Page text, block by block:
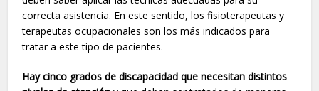
correcta asistencia. En este sentido, los fisioterapeutas y
terapeutas ocupacionales son los más indicados para
tratar a este tipo de pacientes.
Hay cinco grados de discapacidad que necesitan distintos